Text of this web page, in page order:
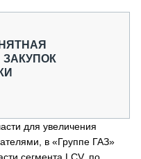
для увеличения
в «Группе ГАЗ»